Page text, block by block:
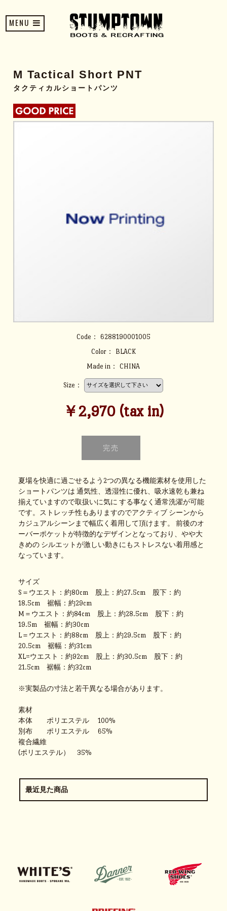
MENU
M Tactical Short PNT
タクティカルショートパンツ
Code：
6288190001005
Color：
BLACK
Made in：
CHINA
Size：
￥2,970 (tax in)
夏場を快適に過ごせるよう2つの異なる機能素材を使用した
ショートパンツは 通気性、透湿性に優れ、吸水速乾も兼ね
揃えていますので取扱いに気に する事なく通常洗濯が可能
です。ストレッチ性もありますのでアクティブ シーンから
カジュアルシーンまで幅広く着用して頂けます。 前後のオ
ーバーポケットが特徴的なデザインとなっており、やや大
きめの シルエットが激しい動きにもストレスない着用感と
なっています。
サイズ
S＝ウエスト：約80cm 股上：約27.5cm 股下：約
18.5cm 裾幅：約29cm
M＝ウエスト：約84cm 股上：約28.5cm 股下：約
19.5m 裾幅：約30cm
L＝ウエスト：約88cm 股上：約29.5cm 股下：約
20.5cm 裾幅：約31cm
XL=ウエスト：約92cm 股上：約30.5cm 股下：約
21.5cm 裾幅：約32cm
※実製品の寸法と若干異なる場合があります。
素材
本体 ポリエステル 100%
別布 ポリエステル 65%
複合繊維
(ポリエステル） 35%
最近見た商品